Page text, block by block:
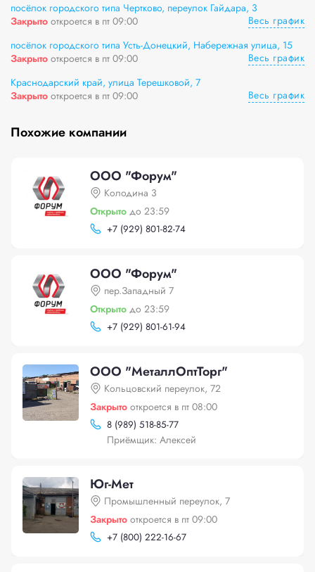
посёлок городского типа Чертково, переулок Гайдара, 3
Закрыто откроется в пт 09:00
Весь график
посёлок городского типа Усть-Донецкий, Набережная улица, 15
Закрыто откроется в пт 09:00
Весь график
Краснодарский край, улица Терешковой, 7
Закрыто откроется в пт 09:00 Весь график
Похожие компании
ООО "Форум"
Колодина 3
Открыто до 23:59
+7 (929) 801-82-74
ООО "Форум"
пер.Западный 7
Открыто до 23:59
+7 (929) 801-61-94
ООО "МеталлОптТорг"
Кольцовский переулок, 72
Закрыто откроется в пт 08:00
8 (989) 518-85-77
Приёмщик: Алексей
Юг-Мет
Промышленный переулок, 7
Закрыто откроется в пт 09:00
+7 (800) 222-16-67